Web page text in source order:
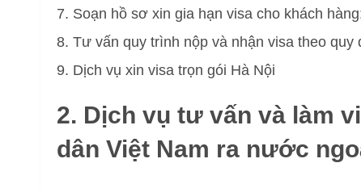
Soạn hồ sơ xin gia hạn visa cho khách
Tư vấn quy trình nộp và nhận visa theo quy
Dịch vụ xin visa trọn gói Hà Nội
2. Dịch vụ tư vấn và làm
dân Việt Nam ra nước